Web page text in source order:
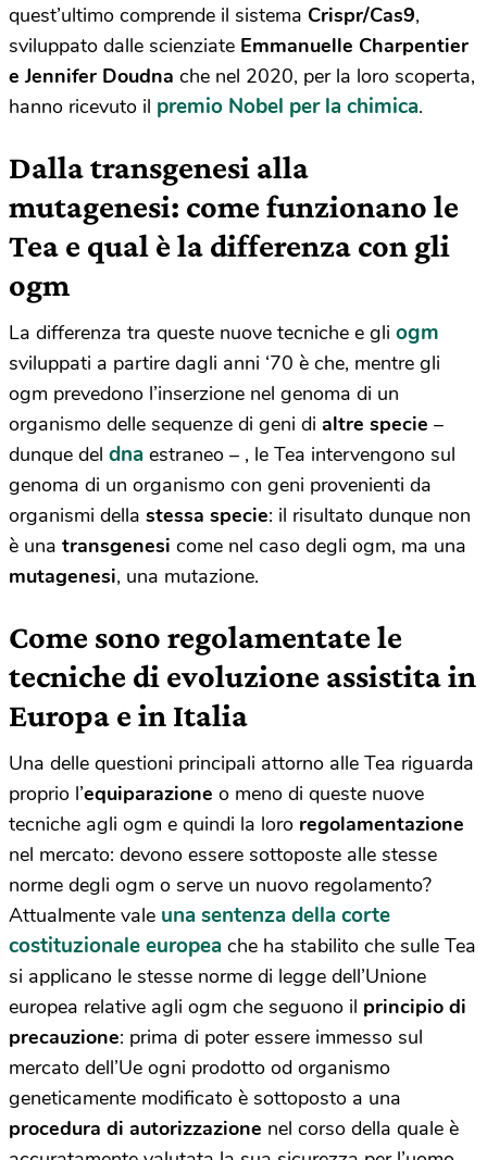
quest’ultimo comprende il sistema Crispr/Cas9,
sviluppato dalle scienziate Emmanuelle Charpentier
e Jennifer Doudna che nel 2020, per la loro scoperta,
hanno ricevuto il premio Nobel per la chimica.
Dalla transgenesi alla
mutagenesi: come funzionano le
Tea e qual è la differenza con gli
ogm
La differenza tra queste nuove tecniche e gli ogm
sviluppati a partire dagli anni ‘70 è che, mentre gli
ogm prevedono l’inserzione nel genoma di un
organismo delle sequenze di geni di altre specie –
dunque del dna estraneo – , le Tea intervengono sul
genoma di un organismo con geni provenienti da
organismi della stessa specie: il risultato dunque non
è una transgenesi come nel caso degli ogm, ma una
mutagenesi, una mutazione.
Come sono regolamentate le
tecniche di evoluzione assistita in
Europa e in Italia
Una delle questioni principali attorno alle Tea riguarda
proprio l’equiparazione o meno di queste nuove
tecniche agli ogm e quindi la loro regolamentazione
nel mercato: devono essere sottoposte alle stesse
norme degli ogm o serve un nuovo regolamento?
Attualmente vale una sentenza della corte
costituzionale europea che ha stabilito che sulle Tea
si applicano le stesse norme di legge dell’Unione
europea relative agli ogm che seguono il principio di
precauzione: prima di poter essere immesso sul
mercato dell’Ue ogni prodotto od organismo
geneticamente modificato è sottoposto a una
procedura di autorizzazione nel corso della quale è